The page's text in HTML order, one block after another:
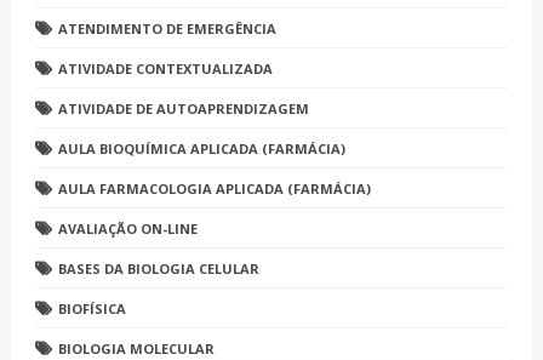
ATENDIMENTO DE EMERGÊNCIA
ATIVIDADE CONTEXTUALIZADA
ATIVIDADE DE AUTOAPRENDIZAGEM
AULA BIOQUÍMICA APLICADA (FARMÁCIA)
AULA FARMACOLOGIA APLICADA (FARMÁCIA)
AVALIAÇÃO ON-LINE
BASES DA BIOLOGIA CELULAR
BIOFÍSICA
BIOLOGIA MOLECULAR